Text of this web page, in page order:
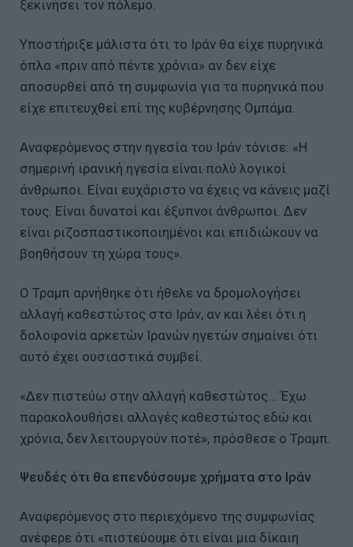
ξεκινήσει τον πόλεμο.
Υποστήριξε μάλιστα ότι το Ιράν θα είχε πυρηνικά
όπλα «πριν από πέντε χρόνια» αν δεν είχε
αποσυρθεί από τη συμφωνία για τα πυρηνικά που
είχε επιτευχθεί επί της κυβέρνησης Ομπάμα.
Αναφερόμενος στην ηγεσία του Ιράν τόνισε: «Η
σημερινή ιρανική ηγεσία είναι πολύ λογικοί
άνθρωποι. Είναι ευχάριστο να έχεις να κάνεις μαζί
τους. Είναι δυνατοί και έξυπνοι άνθρωποι. Δεν
είναι ριζοσπαστικοποιημένοι και επιδιώκουν να
βοηθήσουν τη χώρα τους».
Ο Τραμπ αρνήθηκε ότι ήθελε να δρομολογήσει
αλλαγή καθεστώτος στο Ιράν, αν και λέει ότι η
δολοφονία αρκετών Ιρανών ηγετών σημαίνει ότι
αυτό έχει ουσιαστικά συμβεί.
«Δεν πιστεύω στην αλλαγή καθεστώτος... Έχω
παρακολουθήσει αλλαγές καθεστώτος εδώ και
χρόνια, δεν λειτουργούν ποτέ», πρόσθεσε ο Τραμπ.
Ψευδές ότι θα επενδύσουμε χρήματα στο Ιράν
Αναφερόμενος στο περιεχόμενο της συμφωνίας
ανέφερε ότι «πιστεύουμε ότι είναι μια δίκαιη